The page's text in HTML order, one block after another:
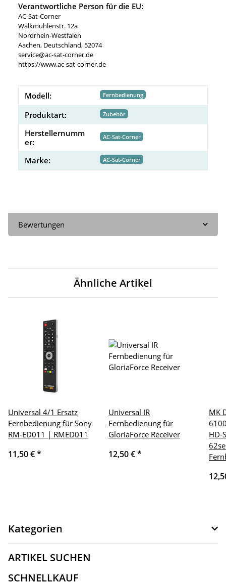
Verantwortliche Person für die EU:
AC-Sat-Corner
Walkmühlenstr. 12a
Nordrhein-Westfalen
Aachen, Deutschland, 52074
service@ac-sat-corner.de
https://www.ac-sat-corner.de
Modell: Fernbedienung
Produktart: Zubehör
Herstellernumm
er:
AC-Sat-Corner
Marke: AC-Sat-Corner
Bewertungen
Ähnliche Artikel
Universal 4/1 Ersatz
Fernbedienung für Sony
RM-ED011 | RMED011
11,50 €*
Universal IR
Fernbedienung für
GloriaForce Receiver
12,50 €*
MK
HD-
Kategorien
ARTIKEL SUCHEN
SCHNELLKAUF